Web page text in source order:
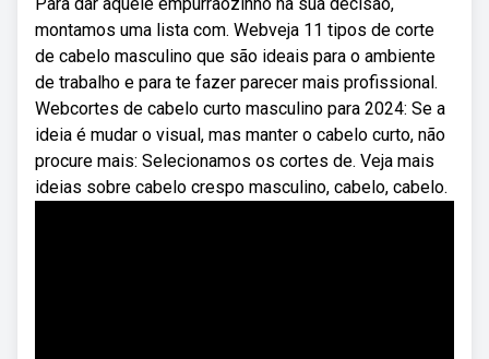
montamos uma lista com. Webveja 11 tipos de corte
de cabelo masculino que são ideais para o ambiente
de trabalho e para te fazer parecer mais profissional.
Webcortes de cabelo curto masculino para 2024: Se a
ideia é mudar o visual, mas manter o cabelo curto, não
procure mais: Selecionamos os cortes de. Veja mais
ideias sobre cabelo crespo masculino, cabelo, cabelo.